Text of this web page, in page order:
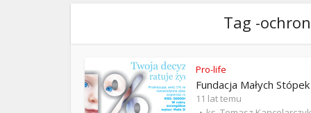
Tag -
Pro-life
Fundacja Małych Stópek
11 lat temu